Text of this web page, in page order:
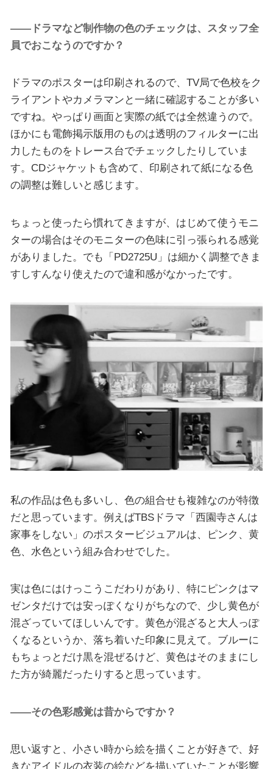
――ドラマなど制作物の色のチェックは、スタッフ全
員でおこなうのですか？
ドラマのポスターは印刷されるので、TV局で色校をク
ライアントやカメラマンと一緒に確認することが多い
ですね。やっぱり画面と実際の紙では全然違うので。
ほかにも電飾掲示版用のものは透明のフィルターに出
力したものをトレース台でチェックしたりしていま
す。CDジャケットも含めて、印刷されて紙になる色
の調整は難しいと感じます。
ちょっと使ったら慣れてきますが、はじめて使うモニ
ターの場合はそのモニターの色味に引っ張られる感覚
がありました。でも「PD2725U」は細かく調整できま
すしすんなり使えたので違和感がなかったです。
私の作品は色も多いし、色の組合せも複雑なのが特徴
だと思っています。例えばTBSドラマ「西園寺さんは
家事をしない」のポスタービジュアルは、ピンク、黄
色、水色という組み合わせでした。
実は色にはけっこうこだわりがあり、特にピンクはマ
ゼンタだけでは安っぽくなりがちなので、少し黄色が
混ざっていてほしいんです。黄色が混ざると大人っぽ
くなるというか、落ち着いた印象に見えて。ブルーに
もちょっとだけ黒を混ぜるけど、黄色はそのままにし
た方が綺麗だったりすると思っています。
――その色彩感覚は昔からですか？
思い返すと、小さい時から絵を描くことが好きで、好
きなアイドルの衣装の絵などを描いていたことが影響